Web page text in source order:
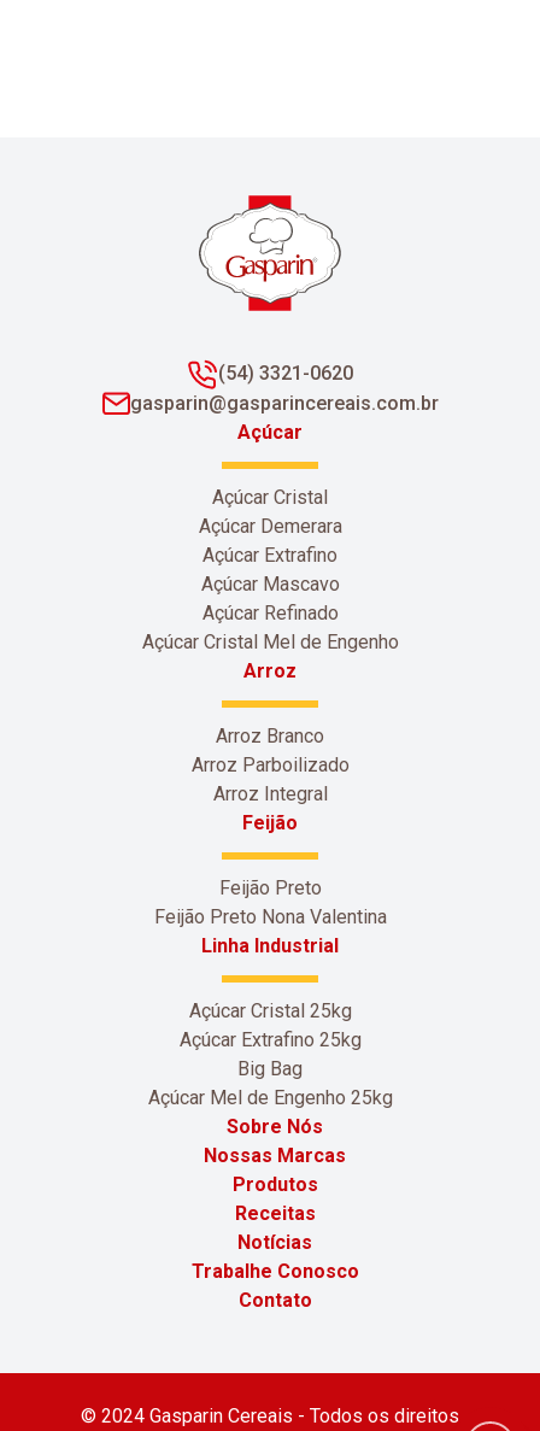
(54) 3321-0620
gasparin@gasparincereais.com.br
Açúcar
Açúcar Cristal
Açúcar Demerara
Açúcar Extrafino
Açúcar Mascavo
Açúcar Refinado
Açúcar Cristal Mel de Engenho
Arroz
Arroz Branco
Arroz Parboilizado
Arroz Integral
Feijão
Feijão Preto
Feijão Preto Nona Valentina
Linha Industrial
Açúcar Cristal 25kg
Açúcar Extrafino 25kg
Big Bag
Açúcar Mel de Engenho 25kg
Sobre Nós
Nossas Marcas
Produtos
Receitas
Notícias
Trabalhe Conosco
Contato
© 2024 Gasparin Cereais - Todos os direitos